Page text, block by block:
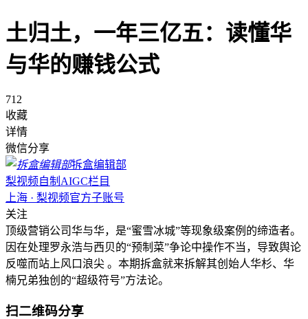
土归土，一年三亿五：读懂华
与华的赚钱公式
712
收藏
详情
微信分享
拆盒编辑部
梨视频自制AIGC栏目
上海 · 梨视频官方子账号
关注
顶级营销公司华与华，是“蜜雪冰城”等现象级案例的缔造者。
因在处理罗永浩与西贝的“预制菜”争论中操作不当，导致舆论
反噬而站上风口浪尖 。本期拆盒就来拆解其创始人华杉、华
楠兄弟独创的“超级符号”方法论。
扫二维码分享